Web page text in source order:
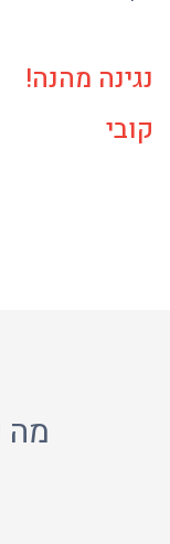
נגינה מהנה!
קובי
מה